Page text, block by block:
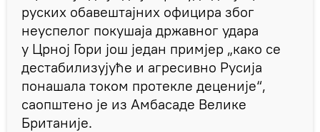
руских обавештајних официра због
неуспелог покушаја државног удара
у Црној Гори још један примјер „како се
дестабилизујуће и агресивно Русија
понашала током протекле деценије“,
саопштено је из Амбасаде Велике
Британије.